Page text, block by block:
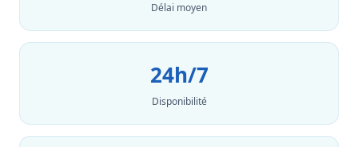
Délai moyen
24h/7
Disponibilité